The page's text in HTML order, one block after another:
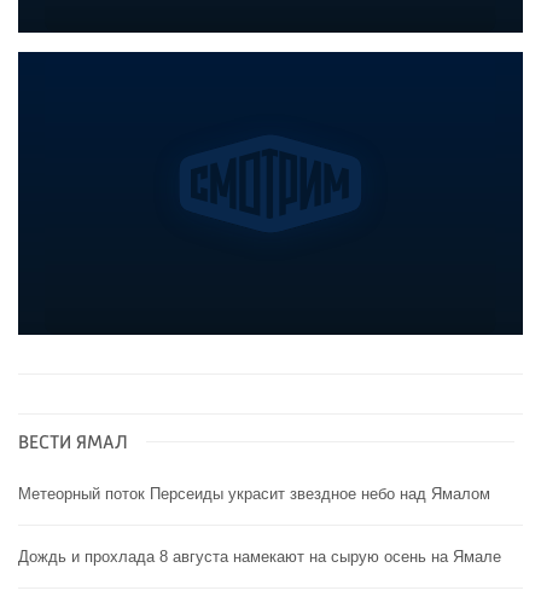
ВЕСТИ ЯМАЛ
Метеорный поток Персеиды украсит звездное небо над Ямалом
Дождь и прохлада 8 августа намекают на сырую осень на Ямале